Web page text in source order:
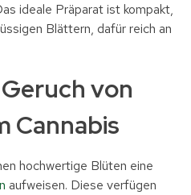
ideale Präparat ist kompakt,
Blättern, dafür reich an
von
Cannabis
hochwertige Blüten eine
aufweisen. Diese verfügen